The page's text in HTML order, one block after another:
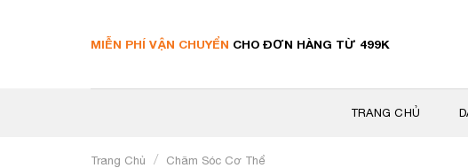
MIỄN PHÍ VẬN CHUYỂN CHO ĐƠN HÀNG TỪ 499K
TRANG CHỦ
Trang Chủ / Chăm Sóc Cơ Thể